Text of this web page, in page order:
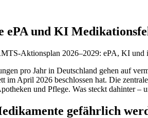
ePA und KI
Aktionsplan 2026–2029: ePA, KI
pro Jahr in Deutschland gehen auf
im April 2026 beschlossen hat. Die
und Pflege. Was steckt dahinter –
gefährlich